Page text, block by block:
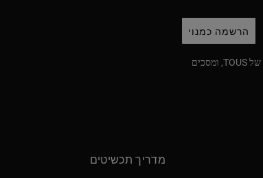
הרשמה כמנוי
של TOUS, ומסכים
מדריך תכשיטים